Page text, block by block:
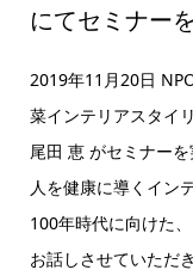
にてセミナー
2019年11月20日
菜インテリアスタイ
尾田 恵 がセミナーを
人を健康に導くイン
100年時代に向けた
お話しさせていただ